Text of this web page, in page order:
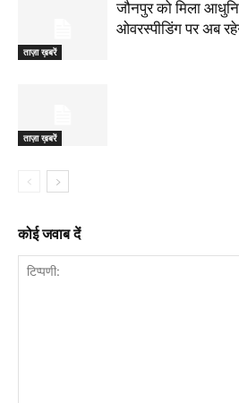
ताज़ा ख़बरें
जौनपुर को मिला
ओवरस्पीडिंग पर अब
ताज़ा ख़बरें
कोई जवाब दें